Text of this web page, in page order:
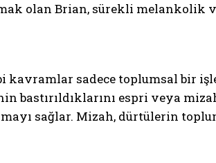
olan Brian, sürekli melankolik
kavramlar sadece toplumsal bir
bastırıldıklarını espri veya
sağlar. Mizah, dürtülerin